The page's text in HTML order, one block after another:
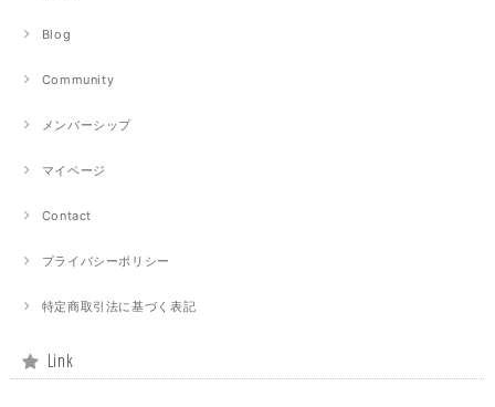
Blog
Community
メンバーシップ
マイページ
Contact
プライバシーポリシー
特定商取引法に基づく表記
Link